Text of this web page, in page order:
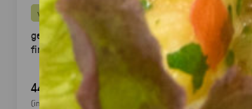
vegetarisch
gegrillter Halloumi mit mediterranem Gemüse ·
fingerfood
44,90 €
(inkl. MwSt.)